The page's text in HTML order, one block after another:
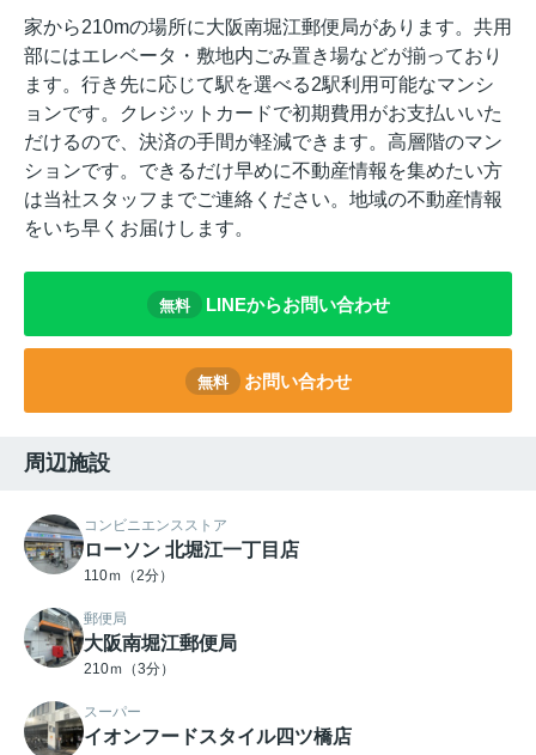
家から210mの場所に大阪南堀江郵便局があります。共用
部にはエレベータ・敷地内ごみ置き場などが揃っており
ます。行き先に応じて駅を選べる2駅利用可能なマンシ
ョンです。クレジットカードで初期費用がお支払いいた
だけるので、決済の手間が軽減できます。高層階のマン
ションです。できるだけ早めに不動産情報を集めたい方
は当社スタッフまでご連絡ください。地域の不動産情報
をいち早くお届けします。
無料 LINEからお問い合わせ
無料 お問い合わせ
周辺施設
コンビニエンスストア
ローソン 北堀江一丁目店
110ｍ（2分）
郵便局
大阪南堀江郵便局
210ｍ（3分）
スーパー
イオンフードスタイル四ツ橋店